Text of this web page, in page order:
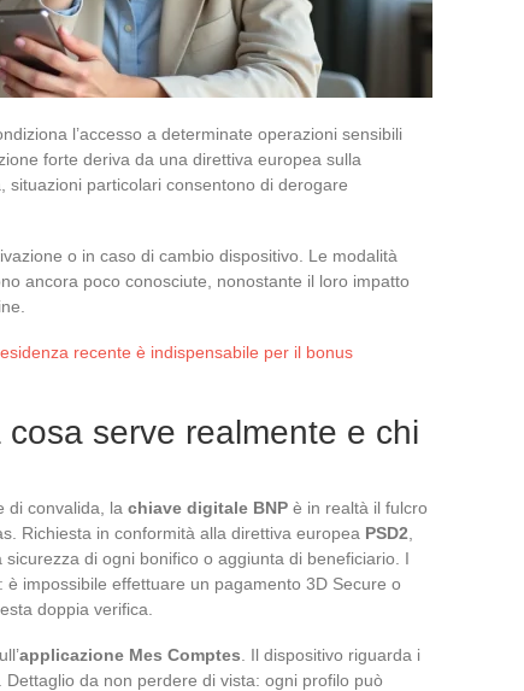
l’accesso a determinate operazioni sensibili
forte deriva da una direttiva europea sulla
situazioni particolari consentono di derogare
o in caso di cambio dispositivo. Le modalità
ancora poco conosciute, nonostante il loro impatto
recente è indispensabile per il bonus
serve realmente e chi
di convalida, la chiave digitale BNP è in realtà il fulcro
Richiesta in conformità alla direttiva europea PSD2
di ogni bonifico o aggiunta di beneficiario. I
impossibile effettuare un pagamento 3D Secure o
doppia verifica.
applicazione Mes Comptes . Il dispositivo riguarda i
. Dettaglio da non perdere di vista: ogni profilo può